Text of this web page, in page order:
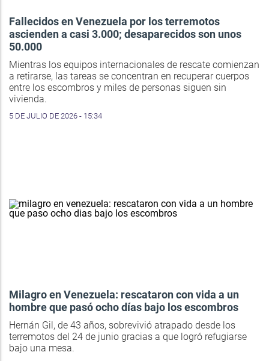
Fallecidos en Venezuela por los terremotos
ascienden a casi 3.000; desaparecidos son unos
50.000
Mientras los equipos internacionales de rescate comienzan
a retirarse, las tareas se concentran en recuperar cuerpos
entre los escombros y miles de personas siguen sin
vivienda.
5 DE JULIO DE 2026 - 15:34
Milagro en Venezuela: rescataron con vida a un
hombre que pasó ocho días bajo los escombros
Hernán Gil, de 43 años, sobrevivió atrapado desde los
terremotos del 24 de junio gracias a que logró refugiarse
bajo una mesa.